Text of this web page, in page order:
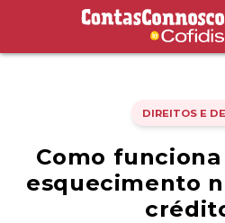
Contas Connosco by Cofidis
DIREITOS E
Como
esquecimento